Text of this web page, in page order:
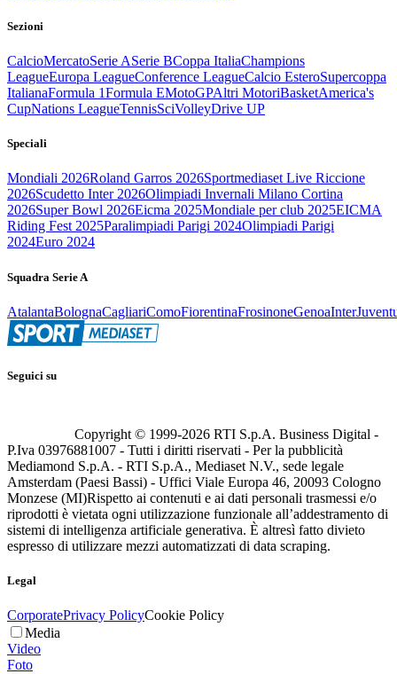
Sezioni
CalcioMercatoSerie ASerie BCoppa ItaliaChampions
LeagueEuropa LeagueConference LeagueCalcio EsteroSupercoppa
ItalianaFormula 1Formula EMotoGPAltri MotoriBasketAmerica's
CupNations LeagueTennisSciVolleyDrive UP
Speciali
Mondiali 2026Roland Garros 2026Sportmediaset Live Riccione
2026Scudetto Inter 2026Olimpiadi Invernali Milano Cortina
2026Super Bowl 2026Eicma 2025Mondiale per club 2025EICMA
Riding Fest 2025Paralimpiadi Parigi 2024Olimpiadi Parigi
2024Euro 2024
Squadra Serie A
AtalantaBolognaCagliariComoFiorentinaFrosinoneGenoaInter
Seguici su
Copyright © 1999-2026 RTI S.p.A. Business Digital -
P.Iva 03976881007 - Tutti i diritti riservati - Per la pubblicità
Mediamond S.p.A. - RTI S.p.A., Mediaset N.V., sede legale
Amsterdam (Paesi Bassi) - Uffici Viale Europa 46, 20093 Cologno
Monzese (MI)Rispetto ai contenuti e ai dati personali trasmessi e/o
riprodotti è vietata ogni utilizzazione funzionale all’addestramento di
sistemi di intelligenza artificiale generativa. È altresì fatto divieto
espresso di utilizzare mezzi automatizzati di data scraping.
Legal
CorporatePrivacy PolicyCookie Policy
Media
Video
Foto